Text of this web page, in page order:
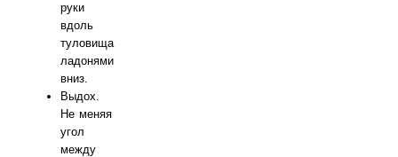
руки
вдоль
туловища
ладонями
вниз.
Выдох.
Не меняя
угол
между